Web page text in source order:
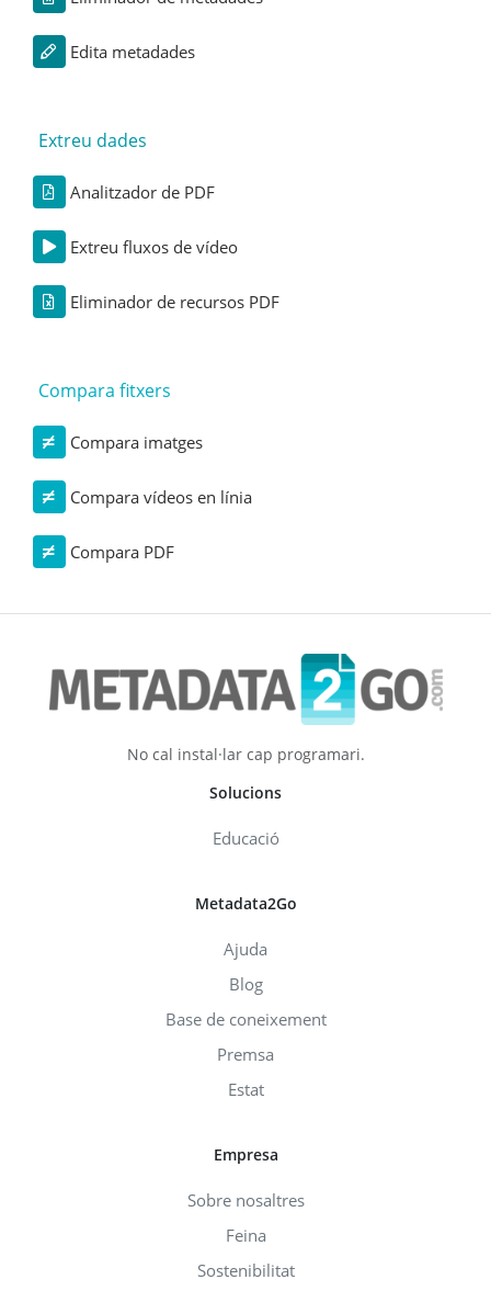
Edita metadades
Extreu dades
Analitzador de PDF
Extreu fluxos de vídeo
Eliminador de recursos PDF
Compara fitxers
Compara imatges
Compara vídeos en línia
Compara PDF
No cal instal·lar cap programari.
Solucions
Educació
Metadata2Go
Ajuda
Blog
Base de coneixement
Premsa
Estat
Empresa
Sobre nosaltres
Feina
Sostenibilitat